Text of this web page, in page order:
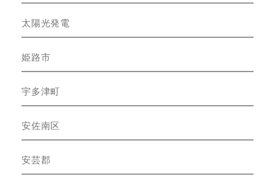
太陽光発電
姫路市
宇多津町
安佐南区
安芸郡